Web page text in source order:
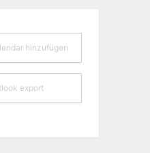
hinzufügen
export